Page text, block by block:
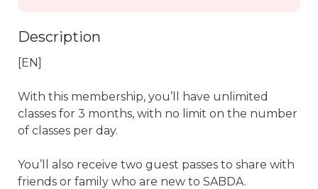
Description
[EN]
With this membership, you’ll have unlimited
classes for 3 months, with no limit on the number
of classes per day.
You’ll also receive two guest passes to share with
friends or family who are new to SABDA.